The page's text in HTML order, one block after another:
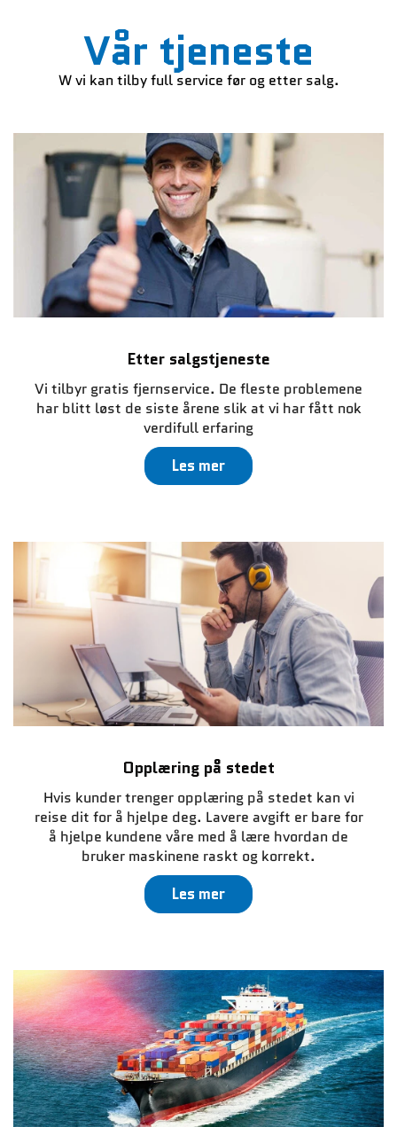
Vår tjeneste
Wvi kan tilby full service før og etter salg.
Etter salgstjeneste
Vi tilbyr gratis fjernservice. De fleste problemene
har blitt løst de siste årene slik at vi har fått nok
verdifull erfaring
Les mer
Opplæring på stedet
Hvis kunder trenger opplæring på stedet kan vi
reise dit for å hjelpe deg. Lavere avgift er bare for
å hjelpe kundene våre med å lære hvordan de
bruker maskinene raskt og korrekt.
Les mer